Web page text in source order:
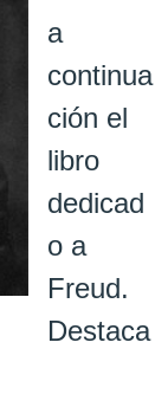
a
continua
ción el
libro
dedicad
o a
Freud.
Destaca